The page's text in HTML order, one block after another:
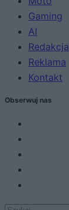
Gaming
AI
Redakcja
Reklama
Kontakt
Obserwuj nas